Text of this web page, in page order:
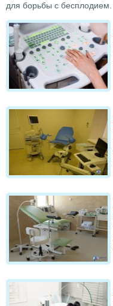
для борьбы с бесплодием.